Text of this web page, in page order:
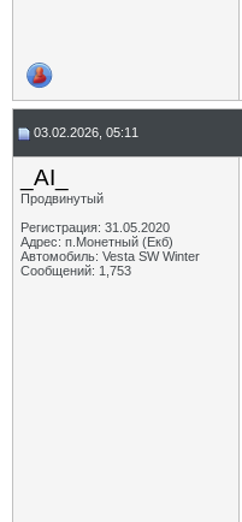
03.02.2026, 05:11
_AI_
Продвинутый
Регистрация: 31.05.2020
Адрес: п.Монетный (Екб)
Автомобиль: Vesta SW Winter
Сообщений: 1,753